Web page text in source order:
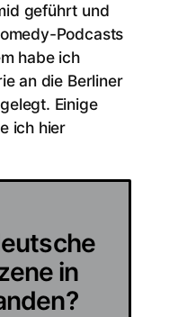
geführt und
Podcasts
habe ich
an die Berliner
Einige
ich hier
in